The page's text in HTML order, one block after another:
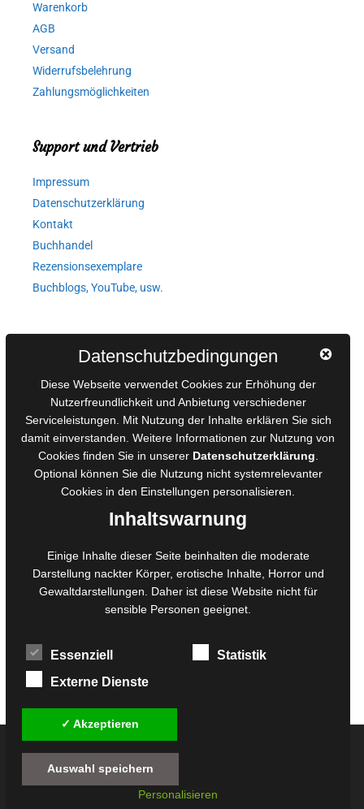
Warenkorb
AGB
Versand
Widerrufsbelehrung
Zahlungsmöglichkeiten
Support und Vertrieb
Impressum
Datenschutzerklärung
Kontakt
Buchhandel
Rezensionsexemplare
Buchblogs, YouTube, usw.
AGB für Medienprojekte
Online-Artikel
Manuskripte einreichen
Ausschreibungen
Belegexemplare
Eigenbedarfsexemplare
Foto- und Bildbearbeitung
Fotorestauration
Creative Artwork
MPS Fotografie
WordPress Support
Alle Preise inkl. der gesetzlichen MwSt. - Die durchgestrichenen Preise entsprechen
Datenschutzbedingungen
Diese Webseite verwendet Cookies zur Erhöhung der
Nutzerfreundlichkeit und Anbietung verschiedener
Serviceleistungen. Mit Nutzung der Inhalte erklären Sie sich
damit einverstanden. Weitere Informationen zur Nutzung von
Cookies finden Sie in unserer Datenschutzerklärung
Optional können Sie die Nutzung nicht systemrelevanter
Cookies in den Einstellungen personalisieren.
Inhaltswarnung
Einige Inhalte dieser Seite beinhalten die moderate
Darstellung nackter Körper, erotische Inhalte, Horror und
Gewaltdarstellungen. Daher ist diese Website nicht für
sensible Personen geeignet.
Essenziell
Statistik
Externe Dienste
✓ Akzeptieren
Auswahl speichern
Personalisieren